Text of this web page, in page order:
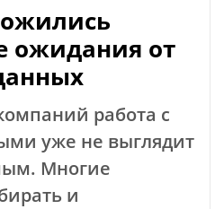
ожидания от
работа с
уже не выглядит
Многие
и